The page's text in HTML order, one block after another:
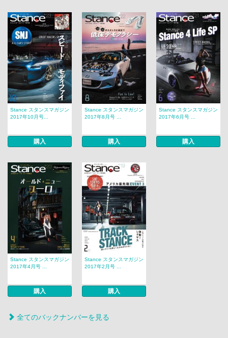
Stance スタンスマガジン
2017年10月号...
購入
Stance スタンスマガジン
2017年8月号 ...
購入
Stance スタンスマガジン
2017年6月号 ...
購入
Stance スタンスマガジン
2017年4月号 ...
購入
Stance スタンスマガジン
2017年2月号 ...
購入
全てのバックナンバーを見る